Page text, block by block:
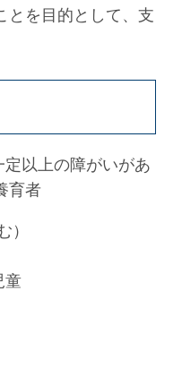
とを目的として、支
以上の障がいがあ
育者
）
童